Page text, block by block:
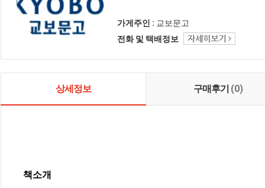
가게주인 : 교보문고
전화 및 택배정보
상세정보 구매후기 (0)
책소개